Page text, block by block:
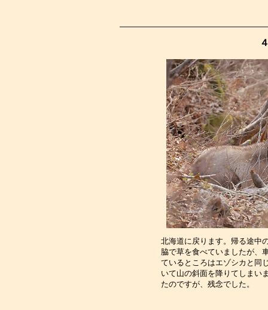
北海道に戻ります。帰る途中
脇で草を食べていましたが、
ているところはエゾシカと同
いて山の斜面を降りてしまい
たのです